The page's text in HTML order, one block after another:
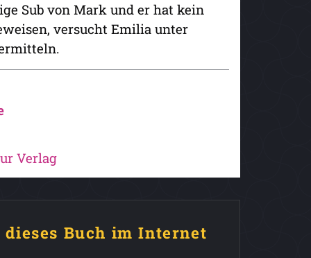
Sub von Mark und er hat kein
versucht Emilia unter
Verlag
dieses Buch im Internet